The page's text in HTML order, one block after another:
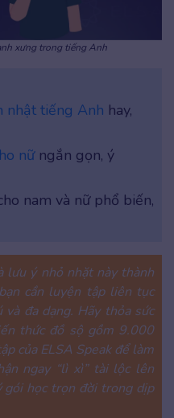
xưng trong tiếng Anh
nhật tiếng Anh hay,
nữngắn gọn, ý
nam và nữ phổ biến,
lưu ý nhỏ nhặt này thành
cần luyện tập liên tục
đa dạng. Hãy thỏa sức
thức đồ sộ gồm 9.000
của ELSA Speak để làm
ngay “lì xì” tài lộc lên
gói học trọn đời trong dịp